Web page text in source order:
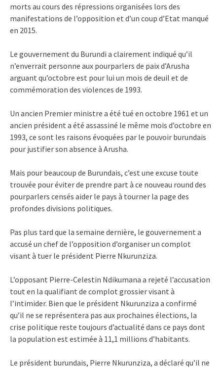
morts au cours des répressions organisées lors des
manifestations de l’opposition et d’un coup d’Etat manqué
en 2015.
Le gouvernement du Burundi a clairement indiqué qu’il
n’enverrait personne aux pourparlers de paix d’Arusha
arguant qu’octobre est pour lui un mois de deuil et de
commémoration des violences de 1993.
Un ancien Premier ministre a été tué en octobre 1961 et un
ancien président a été assassiné le même mois d’octobre en
1993, ce sont les raisons évoquées par le pouvoir burundais
pour justifier son absence à Arusha.
Mais pour beaucoup de Burundais, c’est une excuse toute
trouvée pour éviter de prendre part à ce nouveau round des
pourparlers censés aider le pays à tourner la page des
profondes divisions politiques.
Pas plus tard que la semaine dernière, le gouvernement a
accusé un chef de l’opposition d’organiser un complot
visant à tuer le président Pierre Nkurunziza.
L’opposant Pierre-Celestin Ndikumana a rejeté l’accusation
tout en la qualifiant de complot grossier visant à
l’intimider. Bien que le président Nkurunziza a confirmé
qu’il ne se représentera pas aux prochaines élections, la
crise politique reste toujours d’actualité dans ce pays dont
la population est estimée à 11,1 millions d’habitants.
Le président burundais, Pierre Nkurunziza, a déclaré qu’il ne